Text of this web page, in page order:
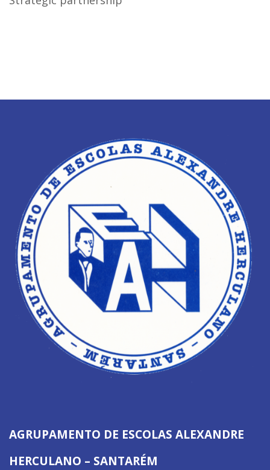
AGRUPAMENTO DE ESCOLAS ALEXANDRE
HERCULANO – SANTARÉM